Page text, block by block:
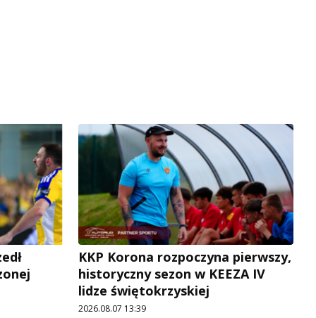
KKP Korona rozpoczyna pierwszy,
historyczny sezon w KEEZA IV
lidze świętokrzyskiej
2026.08.07 13:39